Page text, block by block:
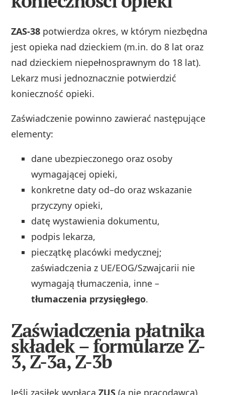
ZAS-38 potwierdza okres, w którym niezbędna
jest opieka nad dzieckiem (m.in. do 8 lat oraz
nad dzieckiem niepełnosprawnym do 18 lat).
Lekarz musi jednoznacznie potwierdzić
konieczność opieki.
Zaświadczenie powinno zawierać następujące
elementy:
dane ubezpieczonego oraz osoby
wymagającej opieki,
konkretne daty od–do oraz wskazanie
przyczyny opieki,
datę wystawienia dokumentu,
podpis lekarza,
pieczątkę placówki medycznej;
zaświadczenia z UE/EOG/Szwajcarii nie
wymagają tłumaczenia, inne –
tłumaczenia przysięgłego.
Zaświadczenia płatnika
składek – formularze Z-
3, Z-3a, Z-3b
Jeśli zasiłek wypłacaZUS (a nie pracodawca),